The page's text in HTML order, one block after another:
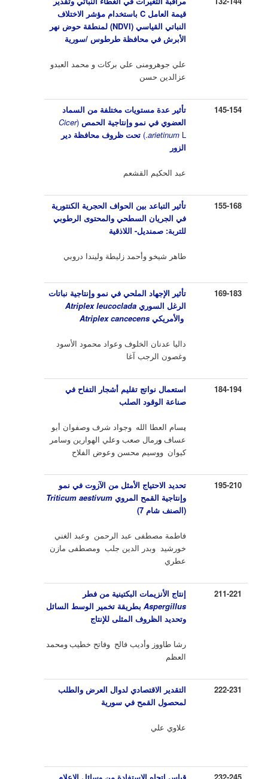
قيمة العاملC باستخدام مؤشر الاختلاف
النباتي القياسي (NDVI) لمنطقة حوض نهر
الأبرش في محافظة طرطوس /سورية
علي جوهرومنى علي بركات و محمد العبدو
عزالدين حسن
145-154
تأثير عدة مستويات مختلفة من السماد
العضوي في نمو وإنتاجية الحمص(
Cicer
arietinum L.)
تحت ظروف محافظة دير
الزور
عبد الحكيم القشعم
155-168
تأثير التباعد بين الحواف الحجرية الكنتورية
في الجريان السطحيوالمحتوى الرطوبي
للتربة:صمنديل- اللاذقية
طاهر شيخو وأحمد زليطة وليندا دروبي
169-183 تأثير الإجهاد الملحي في نمو وإنتاجية نباتات
الرغل السوريAtriplex leucoclada
والأمريكيAtriplex cancecens
داليا عدنان الخلوف وعواد محمود الأسود
وغصون الرجب آغا
184-194
استعمال نواتج تقليم أشجار التفاح في
صناعة الوقود الصلب
بسام العطا الله وجواد شرف وصفوان أبو
عساف ورمال صعب وعلي الهوارين وسامر
كيوان ووسيم محسن وعوض الفلاح
195-210
تحديد الاحتياج الأمثل من الآزوت في نمو
وإنتاجية القمح المرويTriticum aestivum
(الصنف شام 7)
فاطمة مصطفى عبد الرحمن وعبد الغني
خورشيد وبدر الدين جلب ومصطفى مازن
عطري
211-221
إنتاج الأنزيمات البكتينية من فطر
Aspergillus بطريقة تخمير الوسط السائل
وتحديد الظروف المثلى للإنتاج
رشا طاووز وأديب فالح وفاتح خطيبومحمد
العظم
222-231
التقدير الاقتصادي لدوال العرض والطلب
لمحصول القمح في سورية
علاوي علي